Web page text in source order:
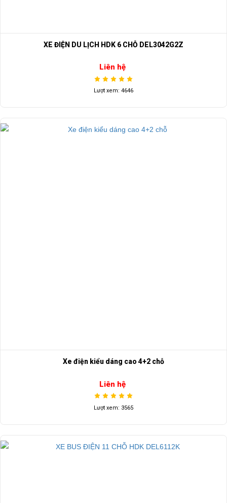
XE ĐIỆN DU LỊCH HDK 6 CHỖ DEL3042G2Z
Liên hệ
Lượt xem: 4646
Xe điện kiểu dáng cao 4+2 chỗ
Liên hệ
Lượt xem: 3565